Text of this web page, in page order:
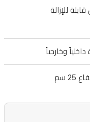
للإزالة
وخارجياً